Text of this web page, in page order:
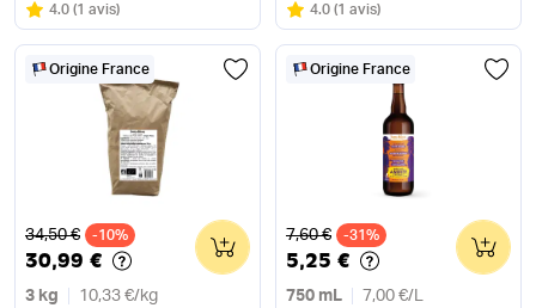
Note
4.0 sur 5
(1 avis) Note
4.0 sur 5
(1 avis)
Origine France
Ancien prix
34,50 € -10%
30,99 €
3 kg 10,33 €/ kg
0
Origine France
Ancien prix
7,60 € -31%
5,25 €
750 mL 7,00 €/ L
0